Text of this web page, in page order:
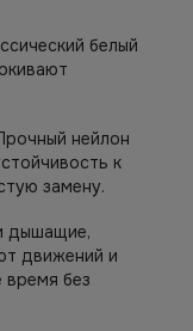
белый
нейлон
к
замену.
дышащие,
движений и
время без